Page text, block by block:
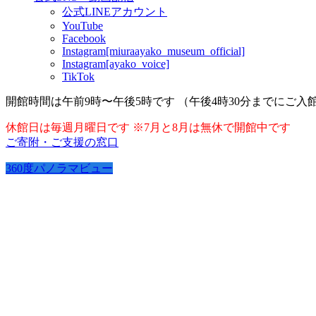
公式LINEアカウント
YouTube
Facebook
Instagram[miuraayako_museum_official]
Instagram[ayako_voice]
TikTok
開館時間は午前9時〜午後5時です （午後4時30分までにご入
休館日は毎週月曜日です ※7月と8月は無休で開館中です
ご寄附・ご支援の窓口
360度パノラマビュー